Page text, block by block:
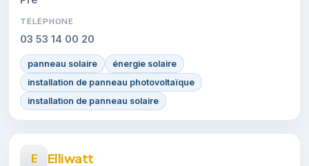
TÉLÉPHONE
03 53 14 00 20
panneau solaire
énergie solaire
installation de panneau photovoltaïque
installation de panneau solaire
E Elliwatt